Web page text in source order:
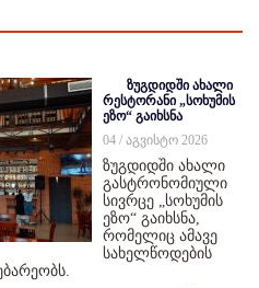
ზუგდიდში ახალი
რესტორანი „სოხუმის
ეზო“ გაიხსნა
04 / აგვისტო 2026
ზუგდიდში ახალი
გასტრონომიული
სივრცე „სოხუმის
ეზო“ გაიხსნა,
რომელიც ამავე
სახელწოდების